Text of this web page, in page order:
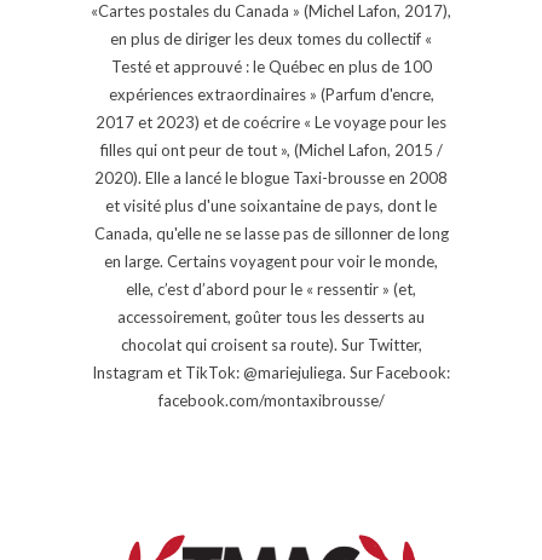
«Cartes postales du Canada » (Michel Lafon, 2017),
en plus de diriger les deux tomes du collectif «
Testé et approuvé : le Québec en plus de 100
expériences extraordinaires » (Parfum d'encre,
2017 et 2023) et de coécrire « Le voyage pour les
filles qui ont peur de tout », (Michel Lafon, 2015 /
2020). Elle a lancé le blogue Taxi-brousse en 2008
et visité plus d'une soixantaine de pays, dont le
Canada, qu'elle ne se lasse pas de sillonner de long
en large. Certains voyagent pour voir le monde,
elle, c’est d’abord pour le « ressentir » (et,
accessoirement, goûter tous les desserts au
chocolat qui croisent sa route). Sur Twitter,
Instagram et TikTok: @mariejuliega. Sur Facebook:
facebook.com/montaxibrousse/